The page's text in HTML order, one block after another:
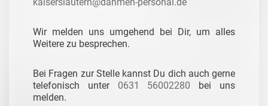
Wir melden uns umgehend bei Dir, um alles
Weitere zu besprechen.
Bei Fragen zur Stelle kannst Du dich auch gerne
telefonisch unter 0631 56002280 bei uns
melden.